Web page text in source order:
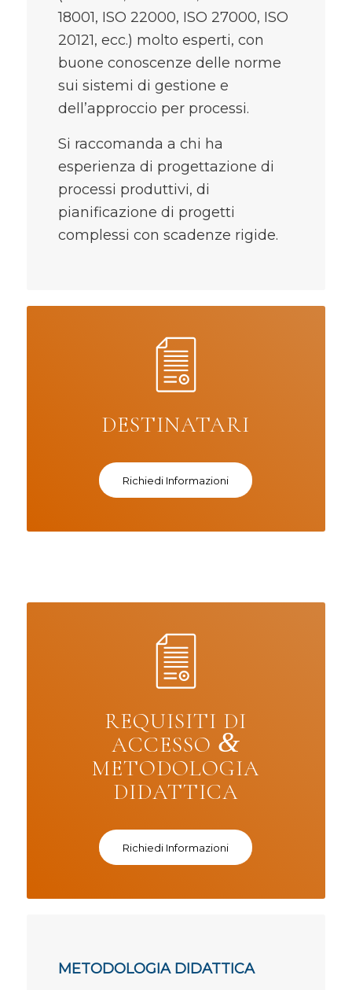
18001, ISO 22000, ISO 27000, ISO
20121, ecc.) molto esperti, con
buone conoscenze delle norme
sui sistemi di gestione e
dell’approccio per processi.
Si raccomanda a chi ha
esperienza di progettazione di
processi produttivi, di
pianificazione di progetti
complessi con scadenze rigide.
DESTINATARI
Richiedi Informazioni
REQUISITI DI
ACCESSO &
METODOLOGIA
DIDATTICA
Richiedi Informazioni
METODOLOGIA DIDATTICA